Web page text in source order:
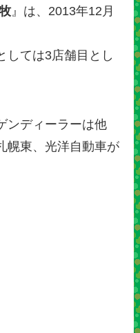
』は、2013年12月
しては3店舗目とし
ンディーラーは他
幌東、光洋自動車が